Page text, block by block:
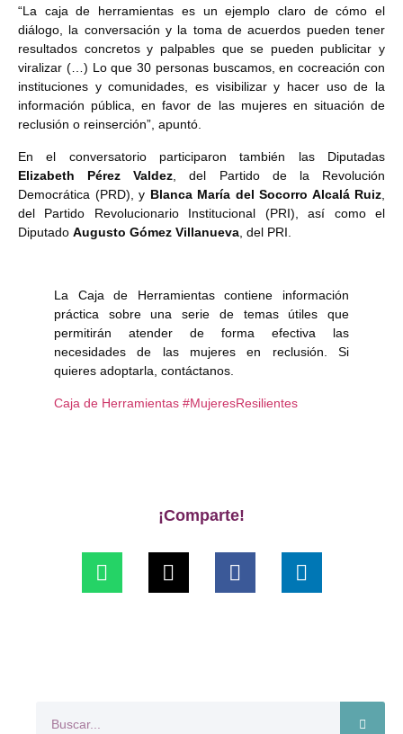
“La caja de herramientas es un ejemplo claro de cómo el
diálogo, la conversación y la toma de acuerdos pueden tener
resultados concretos y palpables que se pueden publicitar y
viralizar (…) Lo que 30 personas buscamos, en cocreación con
instituciones y comunidades, es visibilizar y hacer uso de la
información pública, en favor de las mujeres en situación de
reclusión o reinserción”, apuntó.
En el conversatorio participaron también las Diputadas
Elizabeth Pérez Valdez , del Partido de la Revolución
Democrática (PRD), y Blanca María del Socorro Alcalá Ruiz
del Partido Revolucionario Institucional (PRI), así como el
Diputado Augusto Gómez Villanueva , del PRI.
La Caja de Herramientas contiene información
práctica sobre una serie de temas útiles que
permitirán atender de forma efectiva las
necesidades de las mujeres en reclusión. Si
quieres adoptarla, contáctanos.
Caja de Herramientas #MujeresResilientes
¡Comparte!